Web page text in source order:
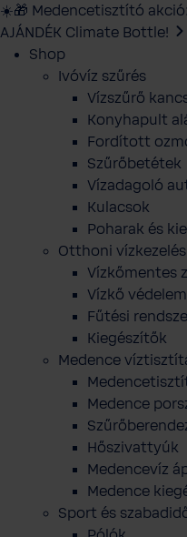
☀️🎁 Medencetisztító
AJÁNDÉK Climate Bottle!
Shop
Ivóvíz szűrés
Vízszűrő
Konyhapult
Fordított
Szűrőbetétek
Vízadagoló
Kulacsok
Poharak és
Otthoni vízkezelés
Vízkőmentes
Vízkő védelem
Fűtési
Kiegészítők
Medence
Medence
Hőszivattyúk
Medencevíz
Medence
Sport és